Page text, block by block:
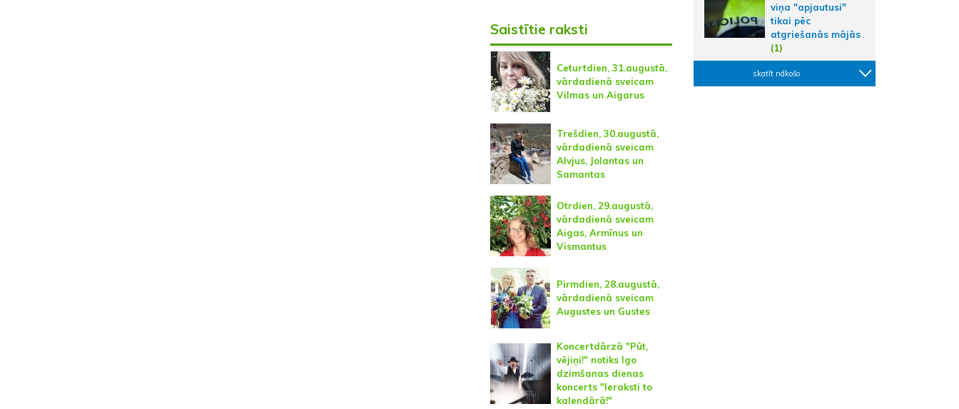
Saistītie raksti
Ceturtdien, 31.augustā,
vārdadienā sveicam
Vilmas un Aigarus
Trešdien, 30.augustā,
vārdadienā sveicam
Alvjus, Jolantas un
Samantas
Otrdien, 29.augustā,
vārdadienā sveicam
Aigas, Armīnus un
Vismantus
Pirmdien, 28.augustā,
vārdadienā sveicam
Augustes un Gustes
Koncertdārzā "Pūt,
vējiņi!" notiks Igo
dzimšanas dienas
koncerts "Ieraksti to
kalendārā!"
viņa "apjautusi"
tikai pēc
atgriešanās mājās
(1)
skatīt nākošo